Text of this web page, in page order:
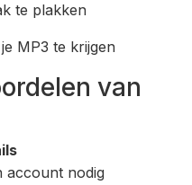
te plakken
MP3 te krijgen
van
account nodig